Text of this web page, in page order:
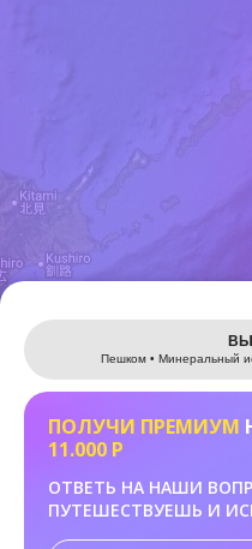
Пешком • Минеральный
ПОЛУЧИ ПРЕМИУМ
11.000 Р
ОТВЕТЬ НА НАШИ
ПУТЕШЕСТВУЕШЬ И